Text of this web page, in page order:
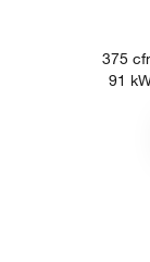
375
91